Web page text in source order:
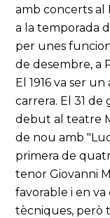
amb concerts al
a la temporada
per unes
de desembre, a
El 1916 va ser
carrera. El 31
debut al teatre
de nou amb
primera de
tenor Giovanni
favorable i en
tècniques, però